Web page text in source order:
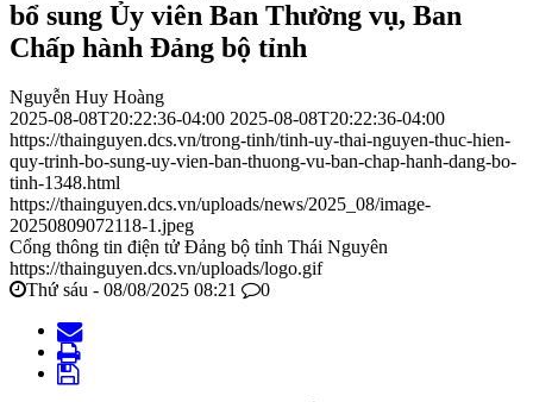
bổ sung Ủy viên Ban Thường vụ, Ban
Chấp hành Đảng bộ tỉnh
Nguyễn Huy Hoàng
2025-08-08T20:22:36-04:00 2025-08-08T20:22:36-04:00
https://thainguyen.dcs.vn/trong-tinh/tinh-uy-thai-nguyen-thuc-hien-
quy-trinh-bo-sung-uy-vien-ban-thuong-vu-ban-chap-hanh-dang-bo-
tinh-1348.html
https://thainguyen.dcs.vn/uploads/news/2025_08/image-
20250809072118-1.jpeg
Cổng thông tin điện tử Đảng bộ tỉnh Thái Nguyên
https://thainguyen.dcs.vn/uploads/logo.gif
Thứ sáu - 08/08/2025 08:21
0